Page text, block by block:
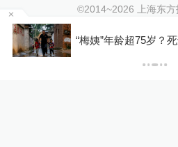
“梅姨”年龄超75岁？
©2014~2026 上海东
沪ICP证：沪B2-20170116 |
互联网新闻信息服务许可
沪公网安备